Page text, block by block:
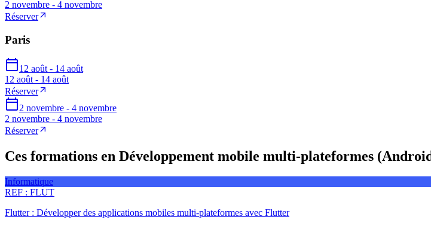
2 novembre - 4 novembre
Réserver
Paris
12 août - 14 août
12 août - 14 août
Réserver
2 novembre - 4 novembre
2 novembre - 4 novembre
Réserver
Ces formations en Développement mobile multi-plateformes
Informatique
REF : FLUT
Flutter : Développer des applications mobiles multi-plateformes avec Flutter